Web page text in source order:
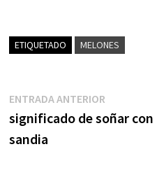
ETIQUETADO MELONES
Navegación
de
ENTRADA ANTERIOREntrada
anterior:
significado de soñar con
sandia